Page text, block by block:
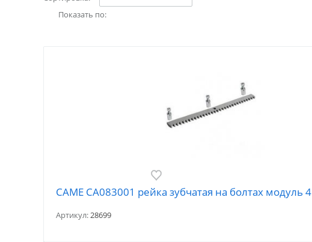
Показать по:
CAME CA083001 рейка зубчатая на болтах модуль 4
Артикул:28699